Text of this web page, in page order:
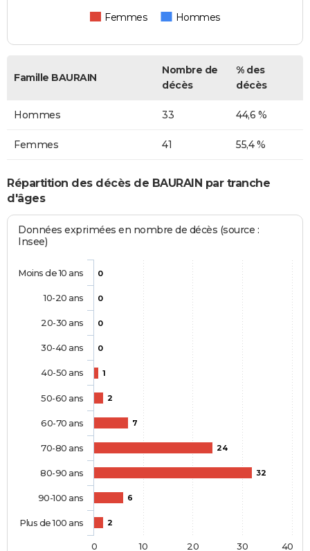
Femmes Hommes
Famille BAURAIN
Nombre de
décès
% des
décès
Hommes 33 44,6 %
Femmes 41 55,4 %
Répartition des décès de BAURAIN par tranche
d'âges
Données exprimées en nombre de décès (source :
Insee)
0
0
0
0
1
2
7
24
32
6
2
Moins de 10 ans
10-20 ans
20-30 ans
30-40 ans
40-50 ans
50-60 ans
60-70 ans
70-80 ans
80-90 ans
90-100 ans
Plus de 100 ans
0 10 20 30 40